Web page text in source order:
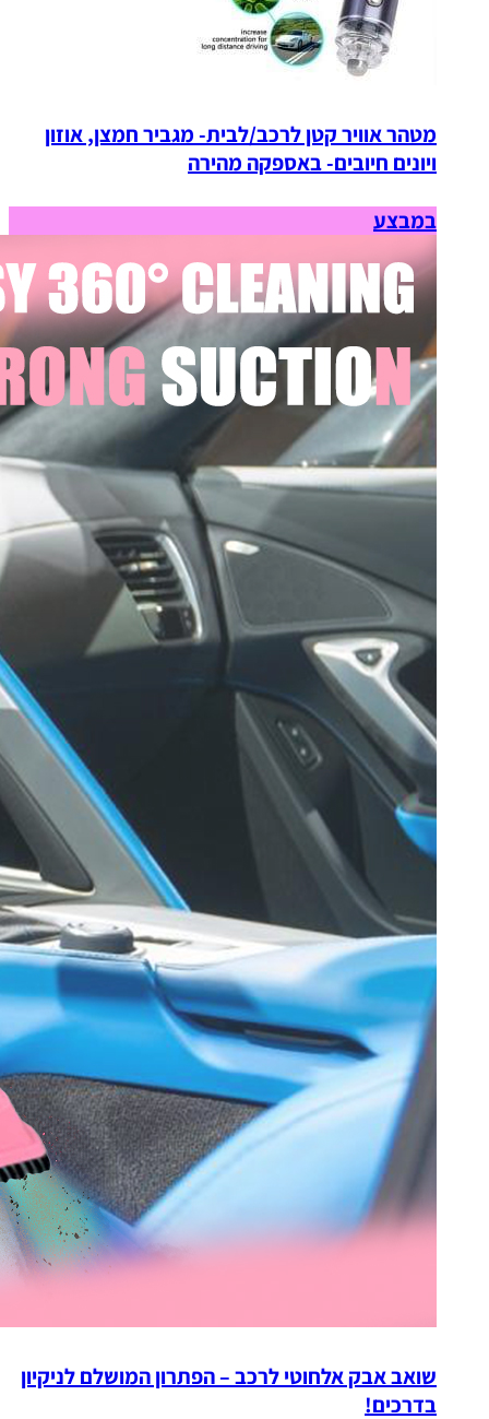
מטהר אוויר קטן לרכב/לבית- מגביר חמצן, אוזון
ויונים חיובים- באספקה מהירה
במבצע
שואב אבק אלחוטי לרכב – הפתרון המושלם לניקיון
בדרכים!